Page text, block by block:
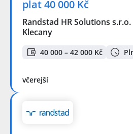
plat 40 000 Kč
Randstad HR Solutions s.r.o.
Klecany
40 000 – 42 000 Kč
včerejší